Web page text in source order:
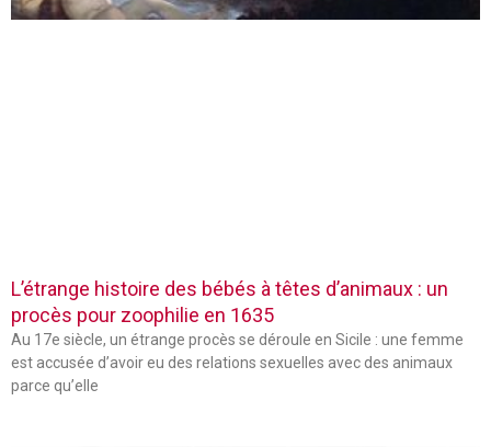
L’étrange histoire des bébés à têtes d’animaux : un
procès pour zoophilie en 1635
Au 17e siècle, un étrange procès se déroule en Sicile : une femme
est accusée d’avoir eu des relations sexuelles avec des animaux
parce qu’elle